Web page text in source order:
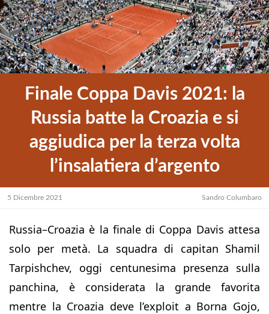
Finale Coppa Davis 2021: la
Russia batte la Croazia e si
aggiudica per la terza volta
l’insalatiera d’argento
5 Dicembre 2021 Sandro Columbaro
Russia–Croazia è la finale di Coppa Davis attesa
solo per metà. La squadra di capitan Shamil
Tarpishchev, oggi centunesima presenza sulla
panchina, è considerata la grande favorita
mentre la Croazia deve l’exploit a Borna Gojo,